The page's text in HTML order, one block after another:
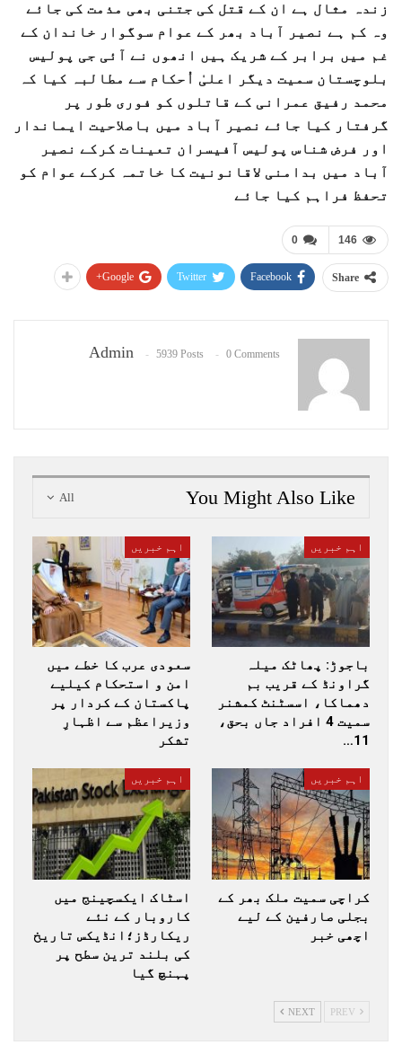
زندہ مثال ہے ان کے قتل کی جتنی بھی مذمت کی جائے
وہ کم ہے نصیر آباد بھر کے عوام سوگوار خاندان کے
غم میں برابر کے شریک ہیں انھوں نے آئی جی پولیس
بلوچستان سمیت دیگر اعلیٰ اُحکام سے مطالبہ کیا کہ
محمد رفیق عمرانی کے قاتلوں کو فوری طور پر
گرفتار کیا جائے نصیر آباد میں باصلاحیت ایماندار
اور فرض شناس پولیس آفیسران تعینات کرکے نصیر
آباد میں بدامنی لاقانونیت کا خاتمہ کرکے عوام کو
تحفظ فراہم کیا جائے
0 146
Share
Facebook
Twitter
Google+
Admin 5939 Posts 0 Comments
All You Might Also Like
اہم خبریں
باجوڑ: پھاٹک میلہ
گراونڈ کے قریب بم
دھماکا، اسسٹنٹ کمشنر
سمیت 4 افراد جاں بحق،
11…
اہم خبریں
سعودی عرب کا خطے میں
امن و استحکام کیلیے
پاکستان کے کردار پر
وزیراعظم سے اظہارِ
تشکر
اہم خبریں
کراچی سمیت ملک بھر کے
بجلی صارفین کے لیے
اچھی خبر
اہم خبریں
اسٹاک ایکسچینج میں
کاروبار کے نئے
ریکارڈز؛انڈیکس تاریخ
کی بلند ترین سطح پر
پہنچ گیا
NEXT